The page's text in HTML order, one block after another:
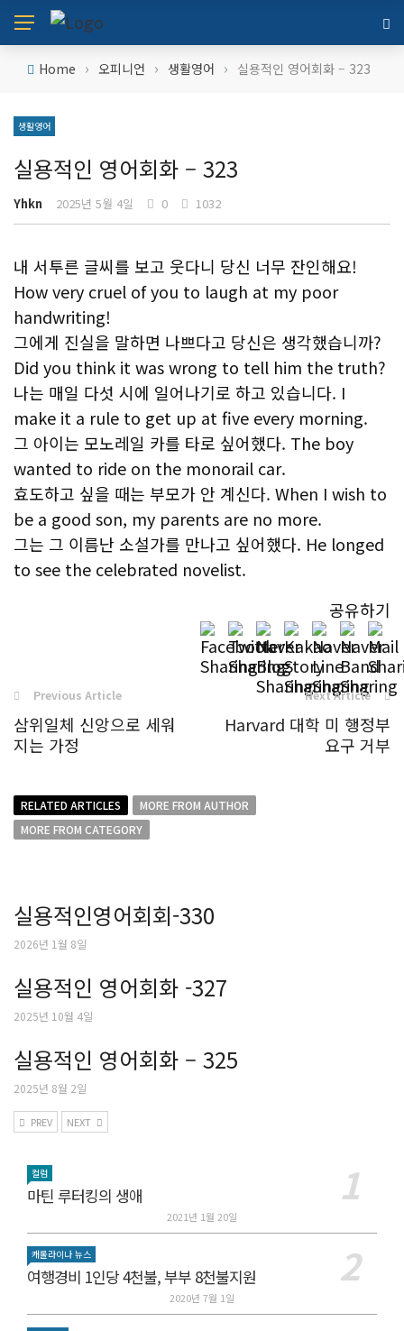
Home › 오피니언 › 생활영어 › 실용적인 영어회화 – 323
생활영어
실용적인 영어회화 – 323
Yhkn 2025년 5월 4일 0 1032
내 서투른 글씨를 보고 웃다니 당신 너무 잔인해요!
How very cruel of you to laugh at my poor
handwriting!
그에게 진실을 말하면 나쁘다고 당신은 생각했습니까?
Did you think it was wrong to tell him the truth?
나는 매일 다섯 시에 일어나기로 하고 있습니다. I
make it a rule to get up at five every morning.
그 아이는 모노레일 카를 타로 싶어했다. The boy
wanted to ride on the monorail car.
효도하고 싶을 때는 부모가 안 계신다. When I wish to
be a good son, my parents are no more.
그는 그 이름난 소설가를 만나고 싶어했다. He longed
to see the celebrated novelist.
공유하기
Previous Article
삼위일체 신앙으로 세워
지는 가정
Next Article
Harvard 대학 미 행정부
요구 거부
RELATED ARTICLES
MORE FROM AUTHOR
MORE FROM CATEGORY
실용적인영어회회-330
2026년 1월 8일
실용적인 영어회화 -327
2025년 10월 4일
실용적인 영어회화 – 325
2025년 8월 2일
PREV NEXT
컬럼
마틴 루터킹의 생애
2021년 1월 20일
캐롤라이나 뉴스
여행경비 1인당 4천불, 부부 8천불지원
2020년 7월 1일